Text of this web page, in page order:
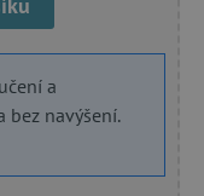
a
bez navýšení.